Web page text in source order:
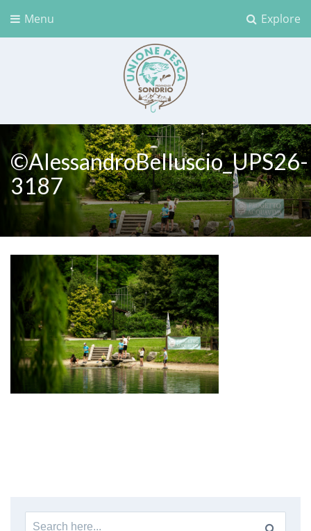
Explore
Menu
Unione Pesca Sondrio
©AlessandroBelluscio_UPS26-
3187
Search